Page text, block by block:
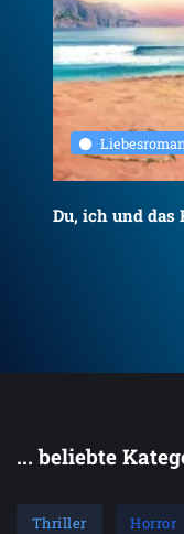
Liebesroman
Du, ich und das
... beliebte
Thriller Horror